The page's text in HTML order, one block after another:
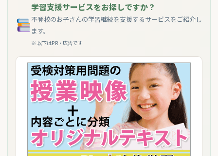
学習支援サービスをお探しですか？
不登校のお子さんの学習継続を支援するサービスをご紹介し
ます。
※ 以下はPR・広告です